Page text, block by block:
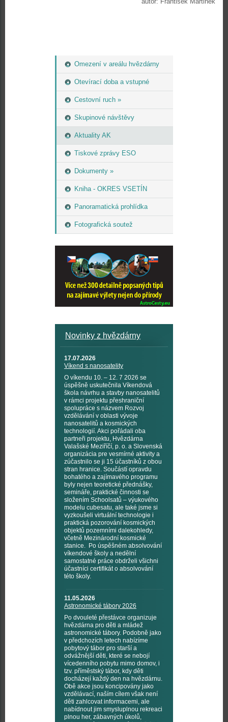
Omezení v areálu hvězdárny
Otevírací doba a vstupné
Cestovní ruch »
Skupinové návštěvy
Aktuality AK
Tiskové zprávy ESO
Dokumenty »
Kniha - OKRES VSETÍN
Panoramatická prohlídka
Fotografická soutež
Novinky z hvězdárny
17.07.2026
Víkend s nanosatelity
O víkendu 10. – 12. 7 2026 se
úspěšně uskutečnila Víkendová
škola návrhu a stavby nanosatelitů
v rámci projektu přeshraniční
spolupráce s názvem Rozvoj
vzdělávání v oblasti vývoje
nanosatelitů a kosmických
technologií. Akci pořádali oba
partneři projektu, Hvězdárna
Valašské Meziříčí, p. o. a Slovenská
organizácia pre vesmírné aktivity a
zúčastnilo se ji 15 účastníků z obou
stran hranice. Součástí opravdu
bohatého a zajímavého programu
byly nejen teoretické přednášky,
semináře, praktické činnosti se
složením Schoolsatů – výukového
modelu cubesatu, ale také jsme si
vyzkoušeli virtuální technologie i
praktická pozorování kosmických
objektů pozemními dalekohledy,
včetně Mezinárodní kosmické
stanice. Po úspěšném absolvování
víkendové školy a nedělní
samostatné práce obdrželi všichni
účastníci certifikát o absolvování
této školy.
11.05.2026
Astronomické tábory 2026
Po dvouleté přestávce organizuje
hvězdárna pro děti a mládež
astronomické tábory. Podobně jako
v předchozích letech nabízíme
pobytový tábor pro starší a
odvážnější děti, které se nebojí
vícedenního pobytu mimo domov, i
tzv. příměstský tábor, kdy děti
docházejí každý den na hvězdárnu.
Obě akce jsou koncipovány jako
vzdělávací, naším cílem však není
děti zahlcovat informacemi, ale
nabídnout jim smysluplnou rekreaci
plnou her, zábavných úkolů,